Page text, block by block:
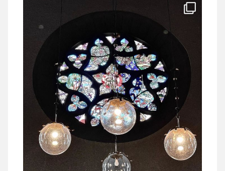
Apr. 1